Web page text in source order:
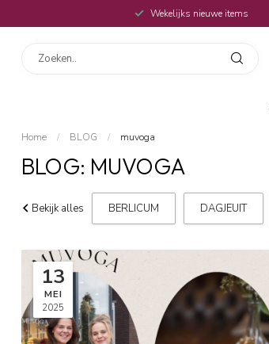
Wekelijks nieuwe items
Home / BLOG / muvoga
BLOG: MUVOGA
Bekijk alles BERLICUM DAGJEUIT
13
MEI
2025